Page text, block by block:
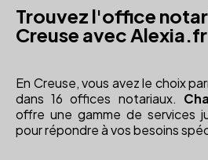
Trouvez l'office
Creuse avec Alexia.fr
En Creuse, vous avez le choix
dans 16 offices notariaux.
offre une gamme de services
pour répondre à vos besoins